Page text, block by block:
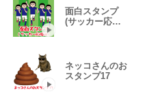
面白スタンプ
(サッカー応援
ネッコさんのお
スタンプ17